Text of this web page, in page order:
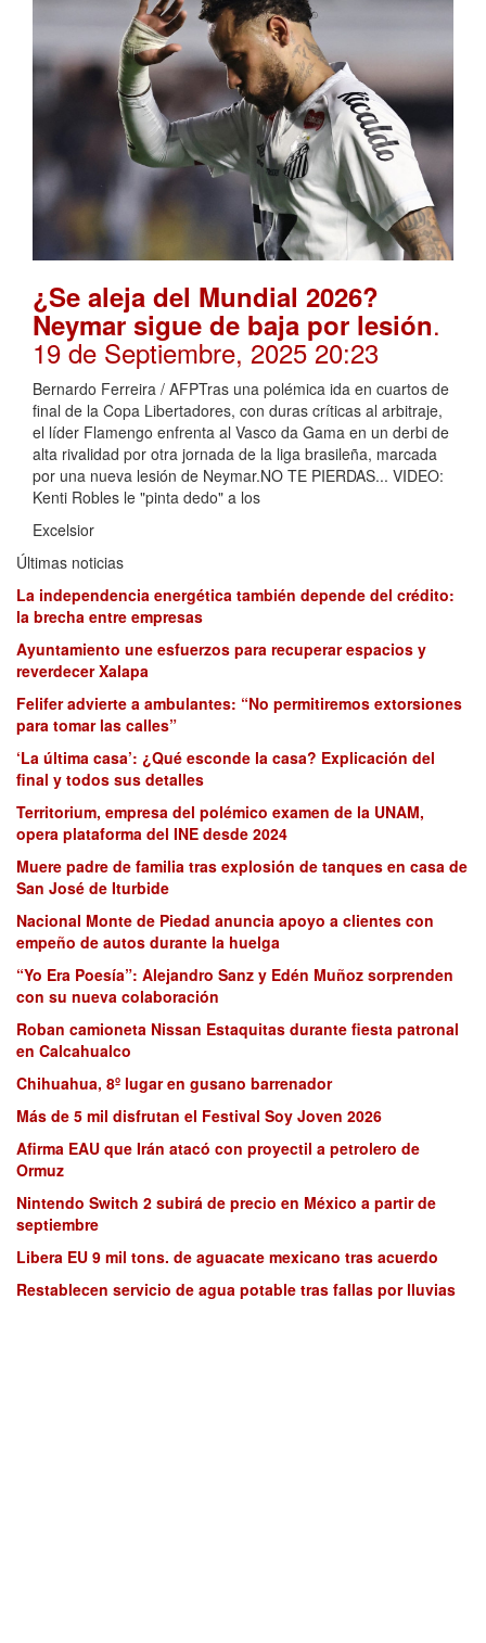
¿Se aleja del Mundial 2026?
Neymar sigue de baja por lesión.
19 de Septiembre, 2025 20:23
Bernardo Ferreira / AFPTras una polémica ida en cuartos de
final de la Copa Libertadores, con duras críticas al arbitraje,
el líder Flamengo enfrenta al Vasco da Gama en un derbi de
alta rivalidad por otra jornada de la liga brasileña, marcada
por una nueva lesión de Neymar.NO TE PIERDAS... VIDEO:
Kenti Robles le "pinta dedo" a los
Excelsior
Últimas noticias
La independencia energética también depende del crédito:
la brecha entre empresas
Ayuntamiento une esfuerzos para recuperar espacios y
reverdecer Xalapa
Felifer advierte a ambulantes: “No permitiremos extorsiones
para tomar las calles”
‘La última casa’: ¿Qué esconde la casa? Explicación del
final y todos sus detalles
Territorium, empresa del polémico examen de la UNAM,
opera plataforma del INE desde 2024
Muere padre de familia tras explosión de tanques en casa de
San José de Iturbide
Nacional Monte de Piedad anuncia apoyo a clientes con
empeño de autos durante la huelga
“Yo Era Poesía”: Alejandro Sanz y Edén Muñoz sorprenden
con su nueva colaboración
Roban camioneta Nissan Estaquitas durante fiesta patronal
en Calcahualco
Chihuahua, 8º lugar en gusano barrenador
Más de 5 mil disfrutan el Festival Soy Joven 2026
Afirma EAU que Irán atacó con proyectil a petrolero de
Ormuz
Nintendo Switch 2 subirá de precio en México a partir de
septiembre
Libera EU 9 mil tons. de aguacate mexicano tras acuerdo
Restablecen servicio de agua potable tras fallas por lluvias